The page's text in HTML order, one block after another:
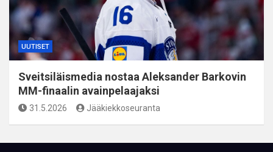
UUTISET
Sveitsiläismedia nostaa Aleksander Barkovin
MM-finaalin avainpelaajaksi
31.5.2026 Jääkiekkoseuranta